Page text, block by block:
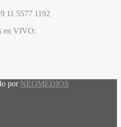
11 5577 1192
en VIVO:
por NEOMEDIOS